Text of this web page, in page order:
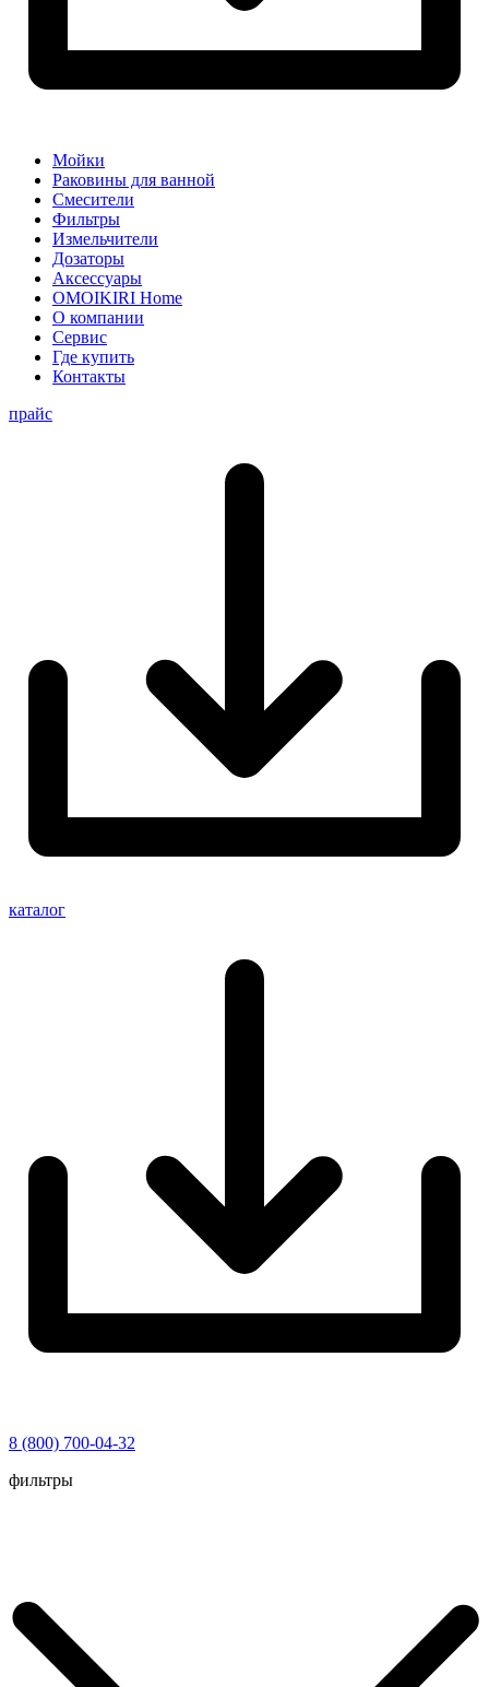
Мойки
Раковины для ванной
Смесители
Фильтры
Измельчители
Дозаторы
Аксессуары
OMOIKIRI Home
О компании
Сервис
Где купить
Контакты
прайс
каталог
8 (800) 700-04-32
Перейти
фильтры